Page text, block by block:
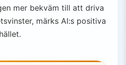
mer bekväm till att driva
märks AI:s positiva